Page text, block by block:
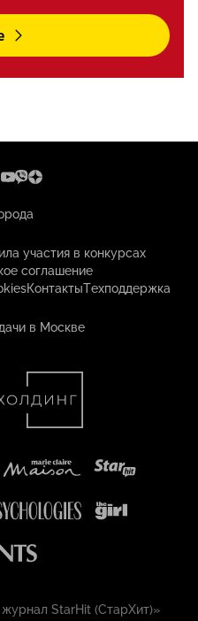
участия в конкурсах
соглашение
КонтактыТехподдержка
в Москве
StarHit (СтарХит)»